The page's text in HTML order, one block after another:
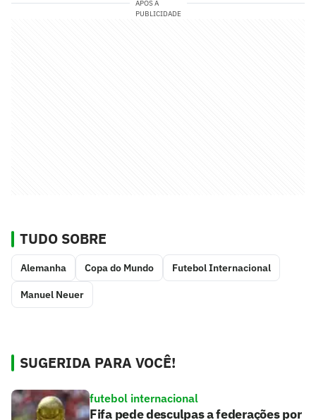
APÓS A
PUBLICIDADE
TUDO SOBRE
Alemanha Copa do Mundo Futebol Internacional
Manuel Neuer
SUGERIDA PARA VOCÊ!
futebol internacional
Fifa pede desculpas a federações por